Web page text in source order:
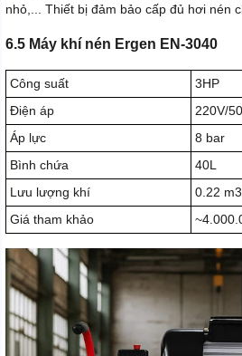
nhỏ,... Thiết bị đảm bảo cấp đủ hơi nén
6.5 Máy khí nén Ergen EN-3040
Công suất
3HP
Điện áp
220V/
Áp lực
8 bar
Bình chứa
40L
Lưu lượng khí
0.22
Giá tham khảo